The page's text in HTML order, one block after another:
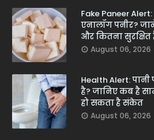
Fake Paneer
एनालॉग पनीर?
और कितना सुरक्षित
August 06, 2026
Health Alert: पानी
है? जानिए कब है
हो सकता है संकेत
August 06, 2026